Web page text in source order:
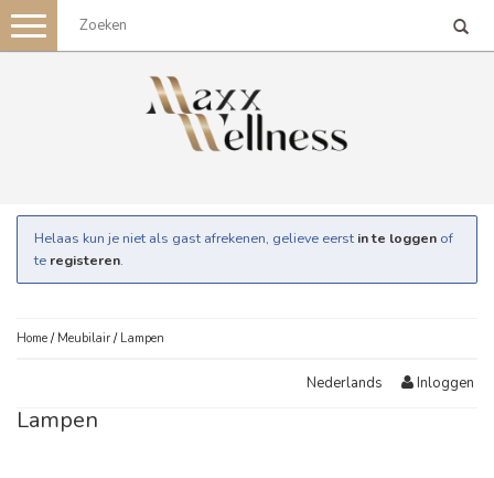
Toggle
navigation
Helaas kun je niet als gast afrekenen, gelieve eerst in te loggen of
te registeren.
Home / Meubilair / Lampen
Nederlands Inloggen
Lampen